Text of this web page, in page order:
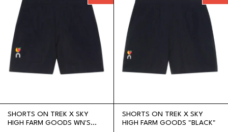
SHORTS ON TREK X SKY
HIGH FARM GOODS WN'S
SHORTS ON TREK X SKY
HIGH FARM GOODS "BLACK"